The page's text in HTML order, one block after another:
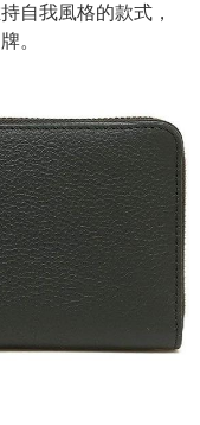
自我風格的款式，
。